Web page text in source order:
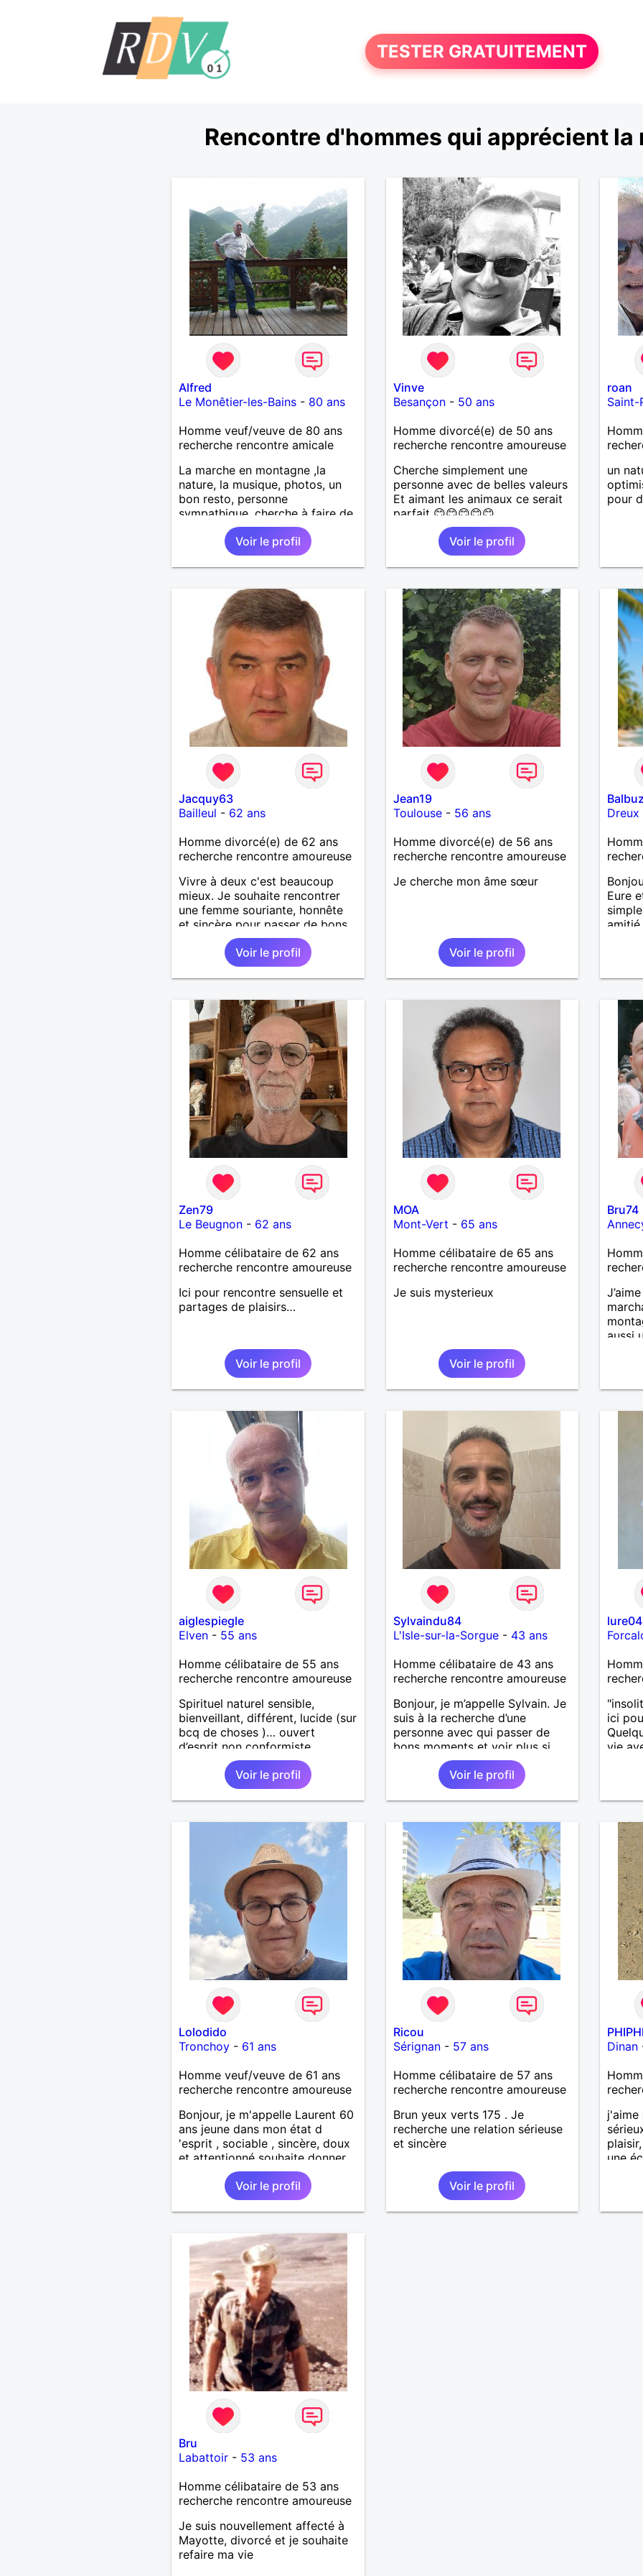
TESTER GRATUITEMENT
Rencontre d'hommes qui apprécient la
Alfred
Le Monêtier-les-Bains- 80 ans
Homme veuf/veuve de 80 ans
recherche rencontre amicale
La marche en montagne ,la
nature, la musique, photos, un
bon resto, personne
sympathique, cherche à faire de
nouvelles connaissances .
Voir le profil
Vinve
Besançon- 50 ans
Homme divorcé(e) de 50 ans
recherche rencontre amoureuse
Cherche simplement une
personne avec de belles valeurs
Et aimant les animaux ce serait
parfait 😊😊😊😊😊
Voir le profil
roan
Saint-
un
pour
Jacquy63
Bailleul - 62 ans
Homme divorcé(e) de 62 ans
recherche rencontre amoureuse
Vivre à deux c'est beaucoup
mieux. Je souhaite rencontrer
une femme souriante, honnête
et sincère pour passer de bons
moments, qui aime plaisanter, se
balader et partager, je le
souhaite, notre complicité.
J'aime beaucoup les chantiers
se relaxer, se détendre et
finalement prendre du bon
temps. C'est difficile de tout
dire en quelques lignes. En
revanche, vous pouvez me
contacter pour avoir plus
d'informations. A bientôt
Voir le profil
Jean19
Toulouse- 56 ans
Homme divorcé(e) de 56 ans
recherche rencontre amoureuse
Je cherche mon âme sœur
Voir le profil
Dreux
Eure
amitié
du
un
avec
de
une
les
suivi
faire
Zen79
Le Beugnon- 62 ans
Homme célibataire de 62 ans
recherche rencontre amoureuse
Ici pour rencontre sensuelle et
partages de plaisirs…
Voir le profil
MOA
Mont-Vert - 65 ans
Homme célibataire de 65 ans
recherche rencontre amoureuse
Je suis mysterieux
Voir le profil
Bru74
aussi
vie :
ou à
c’est
avec
aiglespiegle
Elven- 55 ans
Homme célibataire de 55 ans
recherche rencontre amoureuse
Spirituel naturel sensible,
bienveillant, différent, lucide (sur
bcq de choses )… ouvert
d’esprit non conformiste.
Recherche en l’autre un peu la
même chose…Voir le profil
Sylvaindu84
L'Isle-sur-la-Sorgue- 43 ans
Homme célibataire de 43 ans
recherche rencontre amoureuse
Bonjour, je m’appelle Sylvain. Je
suis à la recherche d’une
personne avec qui passer de
bons moments et voir plus si
nous nous correspondons.
J’aime la nature, les voyages et
aussi faire la fête de temps en
temps ;-)Je suis papa d’un petit
m’occupe en garde alternée.
J’aime à peu près tous les styles
de musique. (Oui je suis pas trop
fan de Jul). Je fais du sport
pour garder la forme et plutôt
agréable à regarder. (Enfin je le
pense en tout cas 😂)
Voir le profil
lure04
ici
vie
j'aime
Lolodido
Tronchoy- 61 ans
Homme veuf/veuve de 61 ans
recherche rencontre amoureuse
Bonjour, je m'appelle Laurent 60
ans jeune dans mon état d
'esprit , sociable , sincère, doux
et attentionné souhaite donner
de la tendresse , de l'amour et
beaucoup de bonheur a la
femme qui souhaitera partager
ma vie . Bientôt en retraite a la
contrainte. Digne de confiance à
la femme qui voudras m 'en
accorder en toute sincérité.
Pour le reste venez me
découvrir par un échange.
Voir le profil
Ricou
Sérignan- 57 ans
Homme célibataire de 57 ans
recherche rencontre amoureuse
Brun yeux verts 175 . Je
recherche une relation sérieuse
et sincère
Voir le profil
PHIPHI
Dinan
j'aime
une
Bru
Labattoir- 53 ans
Homme célibataire de 53 ans
recherche rencontre amoureuse
Je suis nouvellement affecté à
Mayotte, divorcé et je souhaite
refaire ma vie